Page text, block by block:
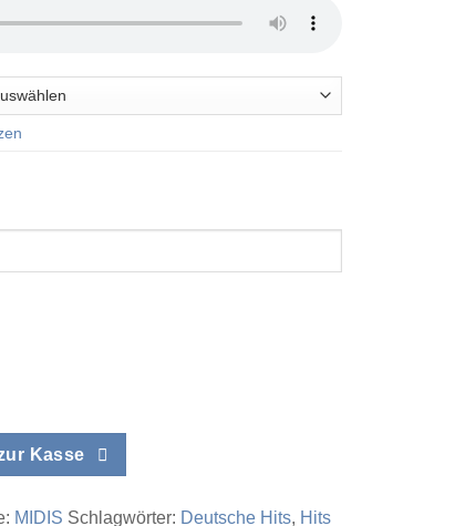
Kasse
MIDIS Schlagwörter: Deutsche Hits, Hits